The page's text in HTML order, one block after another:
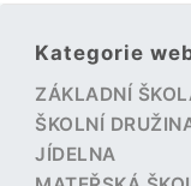
Kategorie
ZÁKLADNÍ
ŠKOLNÍ
JÍDELNA